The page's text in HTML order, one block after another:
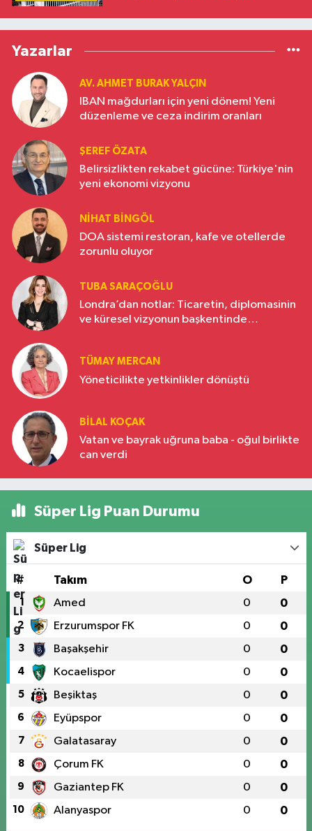
Yazarlar
AV. AHMET BURAK YALÇIN
IBAN mağdurları için yeni dönem! Yeni
düzenleme ve ceza indirim oranları
ŞEREF ÖZATA
Belirsizlikten rekabet gücüne: Türkiye'nin
yeni ekonomi vizyonu
NIHAT BINGÖL
DOA sistemi restoran, kafe ve otellerde
zorunlu oluyor
TUBA SARAÇOĞLU
Londra’dan notlar: Ticaretin, diplomasinin
ve küresel vizyonun başkentinde
TÜMAY MERCAN
Yöneticilikte yetkinlikler dönüştü
BILAL KOÇAK
Vatan ve bayrak uğruna baba - oğul birlikte
can verdi
Süper Lig Puan Durumu
Süper Lig
# Takım O P
1 Amed 0 0
2 Erzurumspor FK 0 0
3 Başakşehir 0 0
4 Kocaelispor 0 0
5 Beşiktaş 0 0
6 Eyüpspor 0 0
7 Galatasaray 0 0
8 Çorum FK 0 0
9 Gaziantep FK 0 0
10 Alanyaspor 0 0